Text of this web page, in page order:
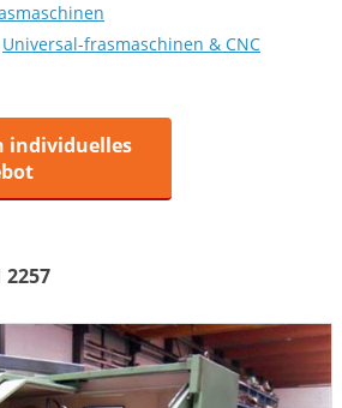
Universal-frasmaschinen & CNC
individuelles